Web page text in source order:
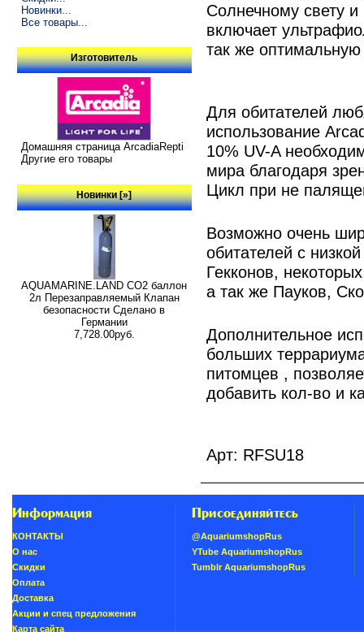
Новинки...
Все товары...
Изготовитель
Домашняя страница ArcadiaRepti
Другие его товары
Новинки [»]
AQUAMARINE.LAND CO2 баллон
2л Перезаправляемый Клапан
безопасности Сделано в
Германии
7,728.00руб.
Солнечному свету и
включает
так же
Для обитателей
использование
10% UV-A
мира благодаря
Цикл при не
Возможно очень
обитателей с
Гекконов,
а так же Пауков,
Дополнительное
больших
питомцев ,
добавить кол-во и
Арт: RFSU18
Информация
КОНТАКТЫ
О нас
Скидки
Oплатa
Доставка
Акции и спец предложения
Карта сайта
Присоединяйтесь
@AquariumshopRus
YTube AquariumshopRus
Tumblr AquariumshopRus